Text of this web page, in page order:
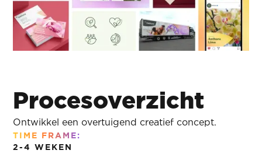
Procesoverzicht
Ontwikkel een overtuigend creatief concept.
TIME FRAME:
2-4 WEKEN